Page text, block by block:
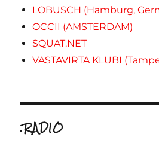
LOBUSCH (Hamburg,
OCCII (AMSTERDAM)
SQUAT.NET
VASTAVIRTA KLUBI
.RADIO